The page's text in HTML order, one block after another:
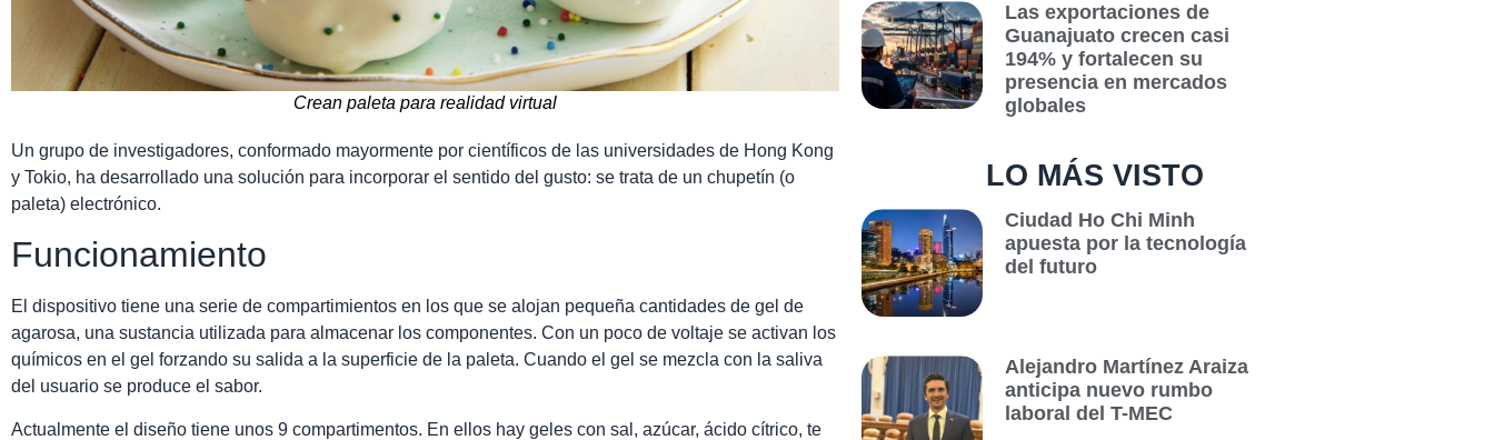
Crean paleta para realidad virtual
Un grupo de investigadores, conformado mayormente por científicos de las universidades de Hong Kong
y Tokio, ha desarrollado una solución para incorporar el sentido del gusto: se trata de un chupetín (o
paleta) electrónico.
Funcionamiento
El dispositivo tiene una serie de compartimientos en los que se alojan pequeña cantidades de gel de
agarosa, una sustancia utilizada para almacenar los componentes. Con un poco de voltaje se activan los
químicos en el gel forzando su salida a la superficie de la paleta. Cuando el gel se mezcla con la saliva
del usuario se produce el sabor.
Actualmente el diseño tiene unos 9 compartimentos. En ellos hay geles con sal, azúcar, ácido cítrico, te
Las exportaciones de
Guanajuato crecen casi
194% y fortalecen su
presencia en mercados
globales
LO MÁS VISTO
Ciudad Ho Chi Minh
apuesta por la tecnología
del futuro
Alejandro Martínez Araiza
anticipa nuevo rumbo
laboral del T-MEC